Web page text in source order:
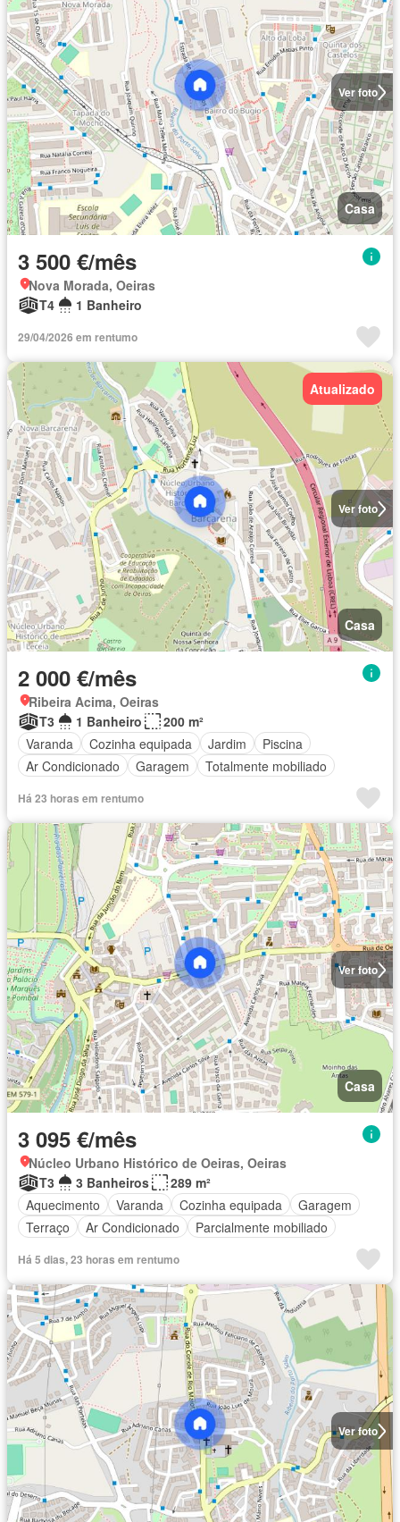
Ver foto
Casa
3 500 €/mês
Nova Morada, Oeiras
T4
1 Banheiro
29/04/2026 em rentumo
Ver foto
Atualizado
Casa
2 000 €/mês
Ribeira Acima, Oeiras
T3
1 Banheiro
200 m²
Varanda
Cozinha equipada Jardim
Piscina
Ar Condicionado
Garagem Totalmente mobiliado
Há 23 horas em rentumo
Ver foto
Casa
3 095 €/mês
Núcleo Urbano Histórico de Oeiras, Oeiras
T3
3 Banheiros
289 m²
Aquecimento
Varanda Cozinha equipada
Garagem
Terraço
Ar Condicionado Parcialmente mobiliado
Há 5 dias, 23 horas em rentumo
Ver foto